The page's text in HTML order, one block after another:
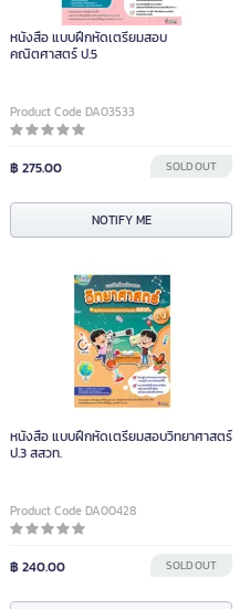
หนังสือ แบบฝึกหัดเตรียมสอบ
คณิตศาสตร์ ป.5
Product Code DA03533
฿ 275.00 SOLD OUT
NOTIFY ME
หนังสือ แบบฝึกหัดเตรียมสอบวิทยาศาสตร์
ป.3 สสวท.
Product Code DA00428
฿ 240.00 SOLD OUT